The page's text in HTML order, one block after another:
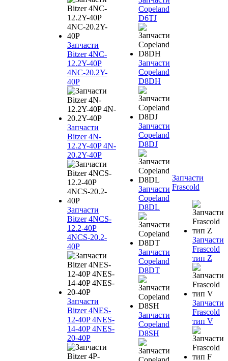
Запчасти
Bitzer 4NC-
12.2Y-40P
4NC-20.2Y-
40P
Запчасти
Bitzer 4N-
12.2Y-40P 4N-
20.2Y-40P
Запчасти
Bitzer 4NCS-
12.2-40P
4NCS-20.2-
40P
Запчасти
Bitzer 4NES-
12-40P 4NES-
14-40P 4NES-
20-40P
Copeland
D6TJ
Запчасти
Copeland
D8DH
Запчасти
Copeland
D8DJ
Запчасти
Copeland
D8DL
Запчасти
Copeland
D8DT
Запчасти
Copeland
D8SH
Запчасти
Frascold
Запчасти
Frascold
тип Z
Запчасти
Frascold
тип V